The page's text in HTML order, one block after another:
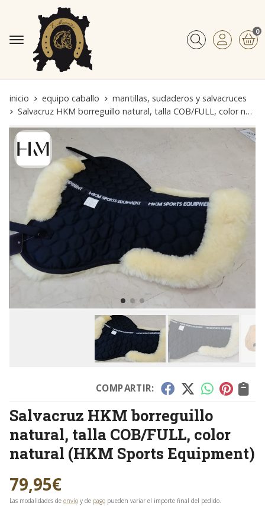
Buscar
0
inicio equipo caballo
mantillas, sudaderos y salvacruces
Salvacruz HKM borreguillo natural, talla COB/FULL, color natural
COMPARTIR:
Salvacruz HKM borreguillo
natural, talla COB/FULL, color
natural (HKM Sports Equipment)
79,95€
Las modalidades de envío y de pago pueden variar el importe final del pedido.